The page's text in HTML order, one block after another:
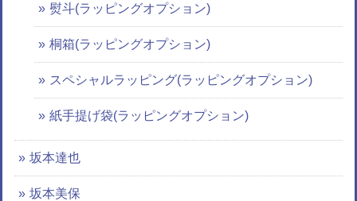
熨斗(ラッピングオプション)
桐箱(ラッピングオプション)
スペシャルラッピング(ラッピングオプション)
紙手提げ袋(ラッピングオプション)
坂本達也
坂本美保